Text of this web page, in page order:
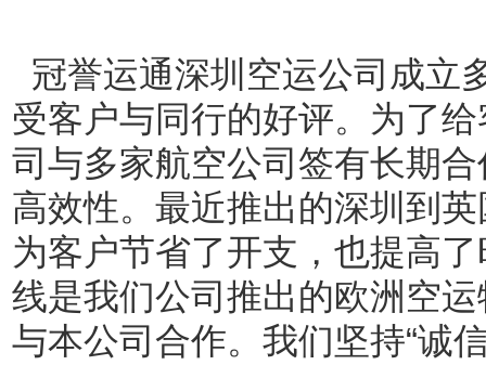
冠誉运通深圳空运公司成立
受客户与同行的好评。为了
司与多家航空公司签有长期
高效性。最近推出的深圳到
为客户节省了开支，也提高
线是我们公司推出的欧洲空
与本公司合作。我们坚持“诚